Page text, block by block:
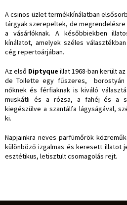
A csinos üzlet termékkínálatban
tárgyak szerepeltek, de megrendelésre
a vásárlóknak. A későbbiekben
kínálatot, amelyek széles
cég repertoárjában.
Az első Diptyque illat 1968-ban került
de Toilette egy fűszeres,
nőknek és férfiaknak is kiváló
muskátli és a rózsa, a fahéj és a
kiegészülve a szantálfa lágyságával,
ki.
Napjainkra neves parfümőrök
különböző izgalmas és keresett illatot
esztétikus, letisztult csomagolás rejt.